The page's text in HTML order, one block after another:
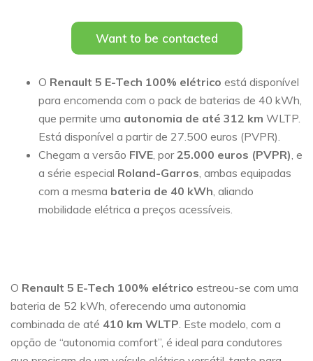
Want to be contacted
O Renault 5 E-Tech 100% elétrico está disponível
para encomenda com o pack de baterias de 40 kWh,
que permite uma autonomia de até 312 km WLTP.
Está disponível a partir de 27.500 euros (PVPR).
Chegam a versão FIVE , por25.000 euros (PVPR) , e
a série especial Roland-Garros , ambas equipadas
com a mesma bateria de 40 kWh , aliando
mobilidade elétrica a preços acessíveis.
O Renault 5 E-Tech 100% elétrico estreou-se com uma
bateria de 52 kWh, oferecendo uma autonomia
combinada de até 410 km WLTP . Este modelo, com a
opção de “autonomia comfort”, é ideal para condutores